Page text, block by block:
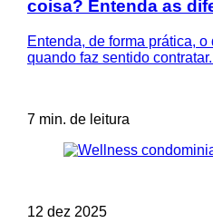
coisa? Entenda as
Entenda, de forma prática,
quando faz sentido
7 min. de leitura
12 dez 2025